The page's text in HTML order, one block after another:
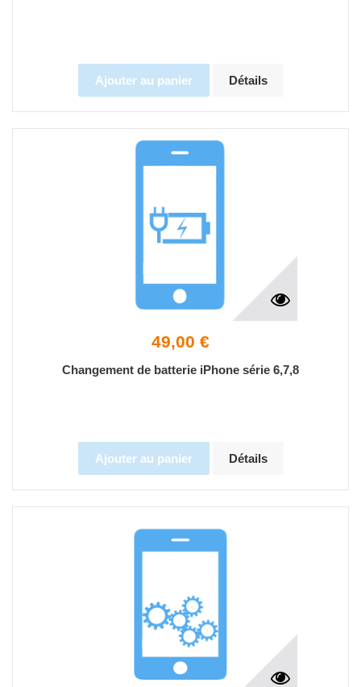
Ajouter au panier Détails
49,00 €
Changement de batterie iPhone série 6,7,8
Ajouter au panier Détails